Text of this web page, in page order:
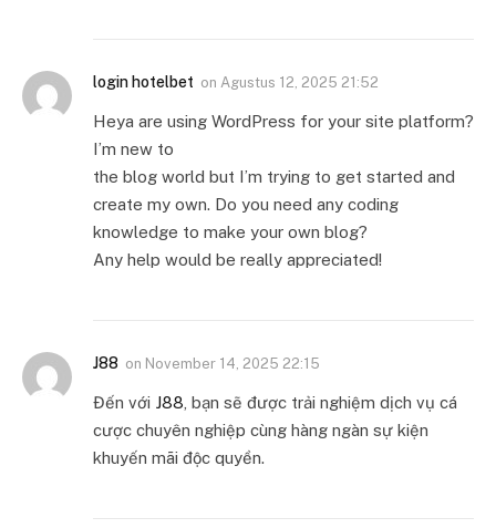
login hotelbet on Agustus 12, 2025 21:52
Heya are using WordPress for your site platform?
I’m new to
the blog world but I’m trying to get started and
create my own. Do you need any coding
knowledge to make your own blog?
Any help would be really appreciated!
J88 on November 14, 2025 22:15
Đến với J88 , bạn sẽ được trải nghiệm dịch vụ cá
cược chuyên nghiệp cùng hàng ngàn sự kiện
khuyến mãi độc quyền.